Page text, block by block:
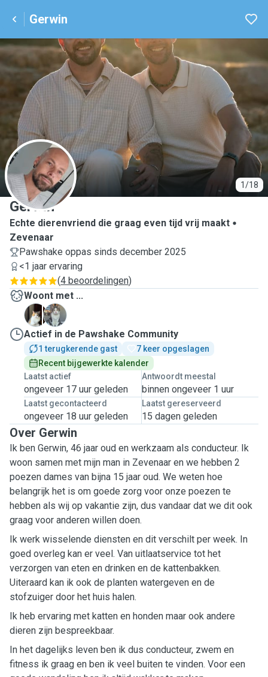
Gerwin
1/18
G
Gerwin
Echte dierenvriend die graag even tijd vrij maakt
Zevenaar
Pawshake oppas sinds december 2025
<1 jaar ervaring
(4 beoordelingen)
Woont met ...
G
J
Actief in de Pawshake Community
1 terugkerende gast
7 keer opgeslagen
Recent bijgewerkte kalender
Laatst actief
ongeveer 17 uur geleden
Antwoordt meestal
binnen ongeveer 1 uur
Laatst gecontacteerd
ongeveer 18 uur geleden
Laatst gereserveerd
15 dagen geleden
Over Gerwin
Ik ben Gerwin, 46 jaar oud en werkzaam als conducteur. Ik
woon samen met mijn man in Zevenaar en we hebben 2
poezen dames van bijna 15 jaar oud. We weten hoe
belangrijk het is om goede zorg voor onze poezen te
hebben als wij op vakantie zijn, dus vandaar dat we dit ook
graag voor anderen willen doen.
Ik werk wisselende diensten en dit verschilt per week. In
goed overleg kan er veel. Van uitlaatservice tot het
verzorgen van eten en drinken en de kattenbakken.
Uiteraard kan ik ook de planten watergeven en de
stofzuiger door het huis halen.
Ik heb ervaring met katten en honden maar ook andere
dieren zijn bespreekbaar.
In het dagelijks leven ben ik dus conducteur, zwem en
fitness ik graag en ben ik veel buiten te vinden. Voor een